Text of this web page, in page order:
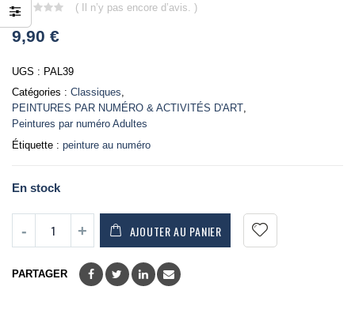
out
of
( Il n’y pas encore d’avis. )
9,90 €
UGS : PAL39
Catégories : Classiques,
PEINTURES PAR NUMÉRO & ACTIVITÉS D'ART,
Peintures par numéro Adultes
Étiquette : peinture au numéro
En stock
AJOUTER AU PANIER
PARTAGER